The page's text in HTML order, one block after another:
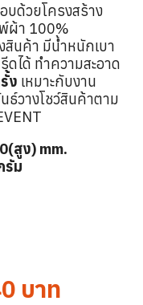
บด้วยโครงสร้าง
ผ้า 100%
สินค้า มีน้ำหนักเบา
ได้ ทำความสะอาด
ง เหมาะกับงาน
ธ์วางโชว์สินค้าตาม
สูง) mm.
รัม
บาท